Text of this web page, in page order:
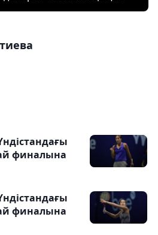
финалына
финалына